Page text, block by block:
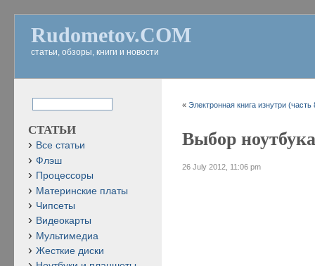
Rudometov.COM
статьи, обзоры, книги и новости
«Электронная книга изнутри (часть
Выбор
26 July 2012, 11:06 pm
СТАТЬИ
Все статьи
Флэш
Процессоры
Материнские платы
Чипсеты
Видеокарты
Мультимедиа
Жесткие диски